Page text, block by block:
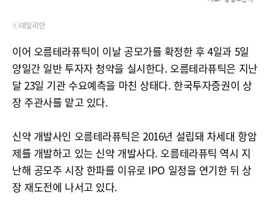
ⓒ데일리안
이어 오름테라퓨틱이 이날 공모가를 확정한 후 4일과 5일
양일간 일반 투자자 청약을 실시한다. 오름테라퓨틱은 지난
달 23일 기관 수요예측을 마친 상태다. 한국투자증권이 상
장 주관사를 맡고 있다.
신약 개발사인 오름테라퓨틱은 2016년 설립돼 차세대 항암
제를 개발하고 있는 신약 개발사다. 오름테라퓨틱 역시 지
난해 공모주 시장 한파를 이유로 IPO 일정을 연기한 뒤 상
장 재도전에 나서고 있다.